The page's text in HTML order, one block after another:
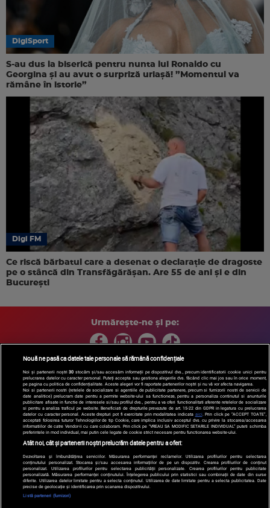
DigiSport
S-au dus la biserică pentru nunta lui Ronaldo cu
Georgina și au avut o surpriză uriașă! ”Momentul va
rămâne în istorie”
Digi FM
Ce riscă bărbatul care a desenat o declarație de dragoste
pe o stâncă din Transfăgărășan. Are 55 de ani și e din
București
Urmărește-ne și pe:
Copyright © 2026 / DIGI ROMANIA S.A.
Arhiva
Comunicate de presă Politica de confidentialitate
Termeni
si conditii
Gestionați preferințele| Contact/Info Codul etic
Nouă ne pasă ca datele tale personale să rămână confidențiale
Noi și partenerii noștri30 stocăm și/sau accesăm informații pe dispozitivul dvs., precum identificatorii cookie unici pentru
prelucrarea datelor cu caracter personal. Puteți accepta sau gestiona alegerile dvs. făcând clic mai jos sau în orice moment,
pe pagina cu politica de confidențialitate. Aceste alegeri vor fi raportate partenerilor noștri și nu vă vor afecta navigarea.
Noi si partenerii nostri (retelele de socializare si agentiile de publicitate partenere, precum si furnizorii nostri de servicii de
date analitice) prelucram date pentru a permite website-ului sa functioneze, pentru a personaliza continutul si anunturile
publicitare afisate in functie de interesele si/sau profilul dvs., pentru a va oferi functionalitati aferente retelelor de socializare
si pentru a analiza traficul pe website. Beneficiati de drepturile prevazute de art. 15-22 din GDPR in legatura cu prelucrarea
datelor cu caracter personal. Aceste drepturi pot fi exercitate prin modalitatea indicata aici. Prin click pe “ACCEPT TOATE”,
acceptati folosirea tuturor Tehnologiilor de tip Cookie, care implica inclusiv acceptul dvs. cu privire la stocarea/accesarea
informatiilor de catre Vendor-ii cu care colaboram. Prin click pe “VREAU SA MODIFIC SETARILE INDIVIDUAL” puteti schimba
preferintele in mod individual, mai putin cele legate de cookie strict necesare pentru functionarea website-ului.
Atât noi, cât și partenerii noștri prelucrăm datele pentru a oferi:
Dezvoltarea și îmbunătățirea serviciilor. Măsurarea performanței reclamelor. Utilizarea profilurilor pentru selectarea
conținutului personalizat. Stocarea și/sau accesarea informațiilor de pe un dispozitiv. Crearea profilurilor de conținut
personalizat. Utilizarea profilurilor pentru selectarea publicității personalizate. Crearea profilurilor pentru publicitate
personalizată. Măsurarea performanței conținutului. Înțelegerea publicului prin statistici sau combinații de date din surse
diferite. Utilizarea datelor limitate pentru a selecta conținutul. Utilizarea de date limitate pentru a selecta publicitatea. Date
precise de geolocație și identificarea prin scanarea dispozitivului.
Listă parteneri (furnizori)